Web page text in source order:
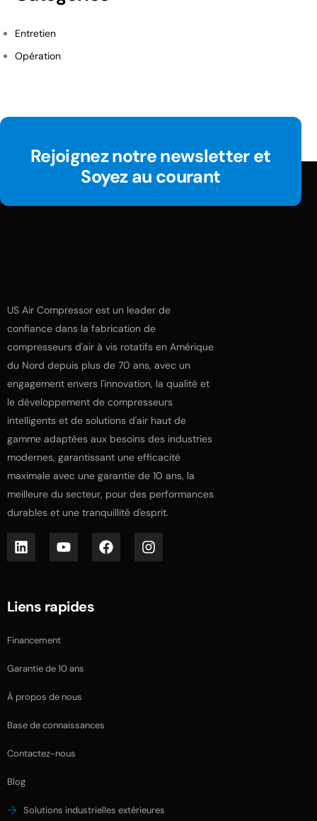
Entretien
Opération
Rejoignez notre newsletter et
Soyez au courant
US Air Compressor est un leader de
confiance dans la fabrication de
compresseurs d'air à vis rotatifs en Amérique
du Nord depuis plus de 70 ans, avec un
engagement envers l'innovation, la qualité et
le développement de compresseurs
intelligents et de solutions d'air haut de
gamme adaptées aux besoins des industries
modernes, garantissant une efficacité
maximale avec une garantie de 10 ans, la
meilleure du secteur, pour des performances
durables et une tranquillité d'esprit.
Liens rapides
Financement
Garantie de 10 ans
À propos de nous
Base de connaissances
Contactez-nous
Blog
Solutions industrielles extérieures